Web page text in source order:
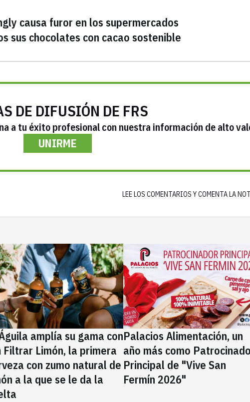
causa furor en los supermercados
sus chocolates con cacao sostenible
DE DIFUSIÓN DE FRS
a tu éxito profesional con nuestra información de alto
UNIRME
LEE LOS COMENTARIOS Y COMENTA LA
amplía su gama con
Filtrar Limón, la primera
con zumo natural de
a la que se le da la
Palacios Alimentación, un
año más como
Principal de "Vive San
Fermín 2026"